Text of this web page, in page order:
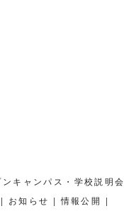
ンキャンパス・学校説明会
| お知らせ |情報公開 |